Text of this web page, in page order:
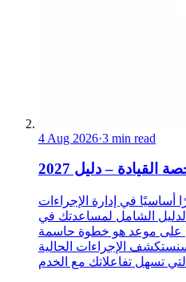
4 Aug 2026·3 min read
– دليل 2027
في إدارة الإجراءات
الدليل الشامل لمساعدتك في
2027. الحصول على موعد هو خطوة حاسمة
الإجراءات الحالية